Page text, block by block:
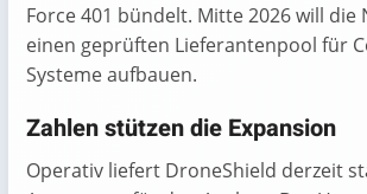
Force 401 bündelt. Mitte 2026 will die
einen geprüften Lieferantenpool für
Systeme aufbauen.
Zahlen stützen die Expansion
Operativ liefert DroneShield derzeit